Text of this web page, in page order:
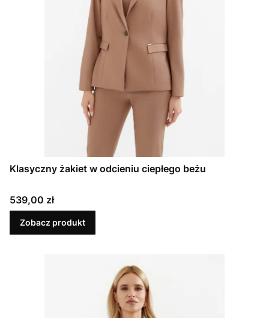
Klasyczny żakiet w odcieniu ciepłego beżu
Cena
539,00 zł
Zobacz produkt